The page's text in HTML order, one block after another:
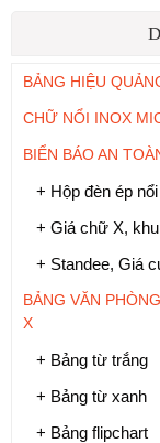
BẢNG HIỆU
CHỮ NỔI INOX
BIỂN BÁO AN
+ Hộp đèn ép nổi
+ Giá chữ X,
+ Standee, Giá
BẢNG VĂN
X
+ Bảng từ trắng
+ Bảng từ xanh
+ Bảng flipchart